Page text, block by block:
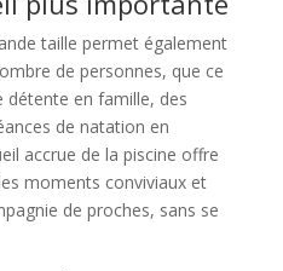
taille permet également
de personnes, que ce
en famille, des
de natation en
accrue de la piscine offre
moments conviviaux et
de proches, sans se